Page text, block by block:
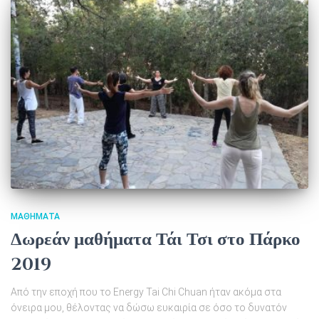
ΜΑΘΉΜΑΤΑ
Δωρεάν μαθήματα Τάι Τσι στο Πάρκο
2019
Από την εποχή που το Energy Tai Chi Chuan ήταν ακόμα στα
όνειρα μου, θέλοντας να δώσω ευκαιρία σε όσο το δυνατόν